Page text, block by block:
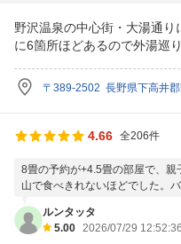
野沢温泉の中心街・大湯通
に6箇所ほどあるので外湯巡り
〒389-2502 長野県下高井
4.66 全206件
8畳の予約が+4.5畳の部屋で、
山で食べきれないほどでした。
ルンタッタ
5.00 2026/07/29 12:52:36